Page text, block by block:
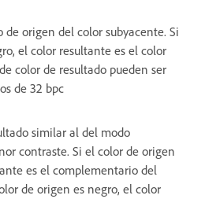
de origen del color subyacente. Si
el color resultante es el color
color de resultado pueden ser
de 32 bpc
similar al del modo
contraste. Si el color de origen
es el complementario del
de origen es negro, el color